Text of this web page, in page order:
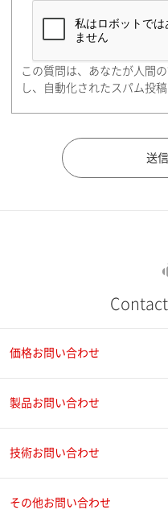
都道府県（勤務先）
この質問は、あなたが人間
し、自動化されたスパム投
Contact
価格お問い合わせ
製品お問い合わせ
技術お問い合わせ
その他お問い合わせ